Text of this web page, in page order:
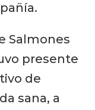
Salmones
presente
de
sana, a